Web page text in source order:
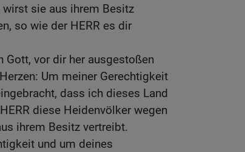
sie aus ihrem Besitz
so wie der HERR es dir
Gott, vor dir her ausgestoßen
Um meiner Gerechtigkeit
dass ich dieses Land
diese Heidenvölker wegen
ihrem Besitz vertreibt.
und um deines